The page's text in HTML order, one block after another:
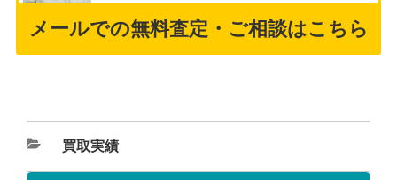
メールでの無料査定・ご相談はこちら
買取実績